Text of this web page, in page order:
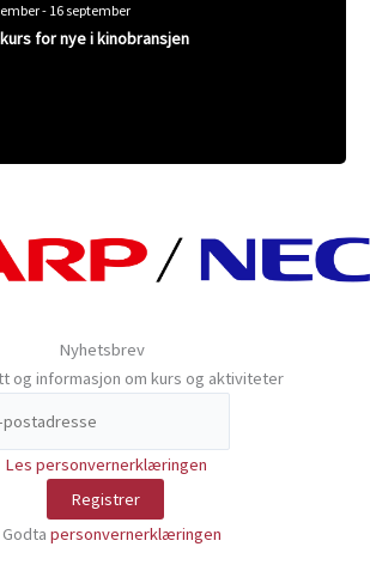
- 16 september
for nye i kinobransjen
Nyhetsbrev
og informasjon om kurs og aktiviteter
Les personvernerklæringen
personvernerklæringen